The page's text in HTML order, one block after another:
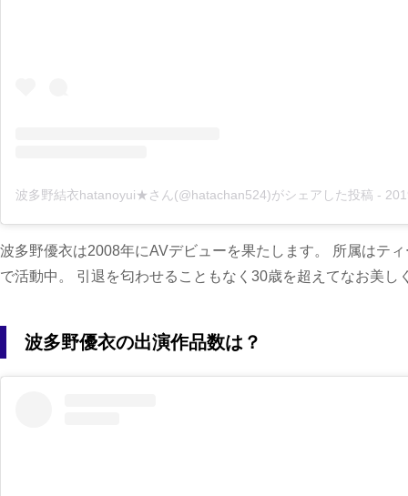
波多野結衣hatanoyui★さん(@hatachan524)がシェアした投稿 - 2019年
波多野優衣は2008年にAVデビューを果たします。 所属はテ
で活動中。 引退を匂わせることもなく30歳を超えてなお美し
波多野優衣の出演作品数は？